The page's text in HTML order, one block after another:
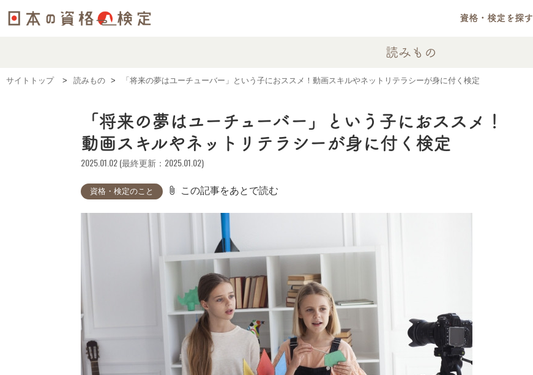
資格・検定を探す
読みもの
サイトトップ 読みもの 「将来の夢はユーチューバー」という子におススメ！動画スキルやネットリテラシーが身に付く検定
「将来の夢はユーチューバー」という子におススメ！
動画スキルやネットリテラシーが身に付く検定
2025.01.02 (最終更新：2025.01.02)
資格・検定のこと attach_file この記事をあとで読む